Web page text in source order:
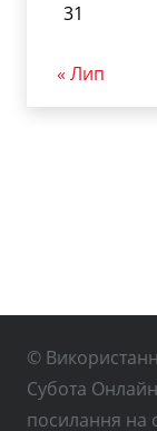
31
« Лип
©
Субота
посилання на